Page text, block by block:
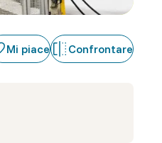
Mi piace Confrontare